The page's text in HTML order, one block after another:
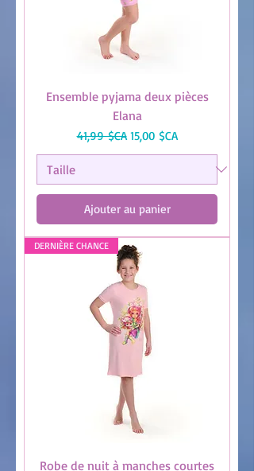
Ensemble pyjama deux pièces
Elana
Prix original
41,99 $CA Prix promotionnel
15,00 $CA
Ajouter au panier
DERNIÈRE CHANCE
Robe de nuit à manches courtes